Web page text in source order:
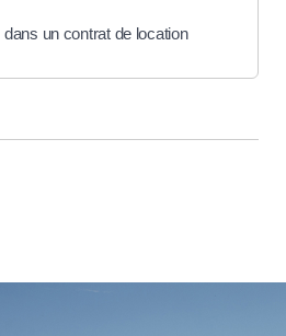
un contrat de location